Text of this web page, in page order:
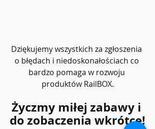
Dziękujemy wszystkich za zgłoszenia
o błędach i niedoskonałościach co
bardzo pomaga w rozwoju
produktów RailBOX.
Życzmy miłej zabawy i
do zobaczenia wkrótce!